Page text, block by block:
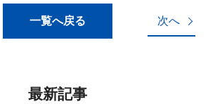
一覧へ戻る 次へ
最新記事